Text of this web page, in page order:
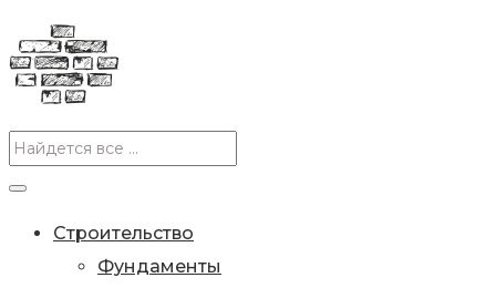
Строительство
Фундаменты